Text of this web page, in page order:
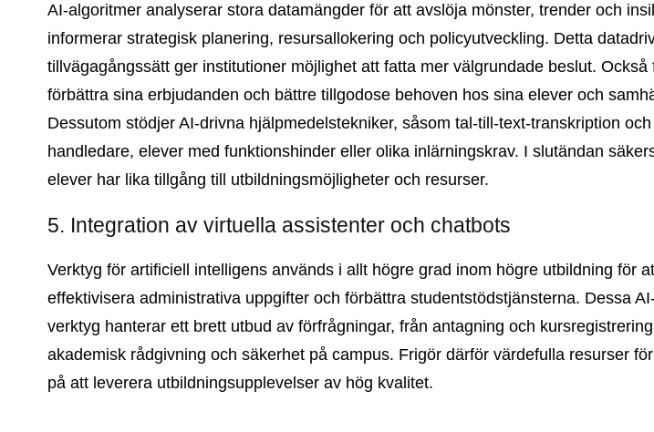
AI-algoritmer analyserar stora datamängder för att avslöja mönster, trender och
informerar strategisk planering, resursallokering och policyutveckling. Detta
tillvägagångssätt ger institutioner möjlighet att fatta mer välgrundade beslut. Också
förbättra sina erbjudanden och bättre tillgodose behoven hos sina elever och
Dessutom stödjer AI-drivna hjälpmedelstekniker, såsom tal-till-text-transkription
handledare, elever med funktionshinder eller olika inlärningskrav. I slutändan
elever har lika tillgång till utbildningsmöjligheter och resurser.
5. Integration av virtuella assistenter och chatbots
Verktyg för artificiell intelligens används i allt högre grad inom högre utbildning för
effektivisera administrativa uppgifter och förbättra studentstödstjänsterna. Dessa
verktyg hanterar ett brett utbud av förfrågningar, från antagning och kursregistrering
akademisk rådgivning och säkerhet på campus. Frigör därför värdefulla resurser
på att leverera utbildningsupplevelser av hög kvalitet.